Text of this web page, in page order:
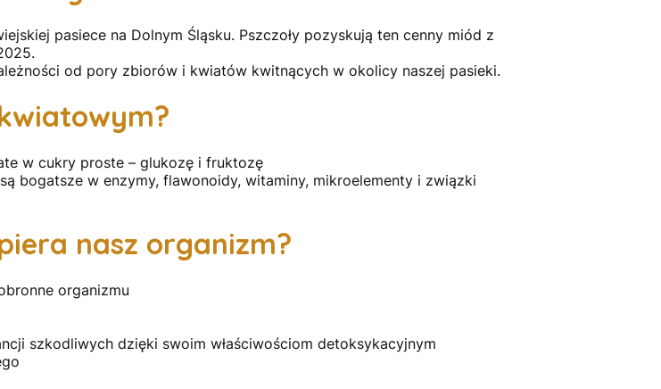
pasiece na Dolnym Śląsku. Pszczoły pozyskują ten cenny miód z
od pory zbiorów i kwiatów kwitnących w okolicy naszej pasieki.
w cukry proste – glukozę i fruktozę
bogatsze w enzymy, flawonoidy, witaminy, mikroelementy i związki
nasz organizm?
organizmu
szkodliwych dzięki swoim właściwościom detoksykacyjnym